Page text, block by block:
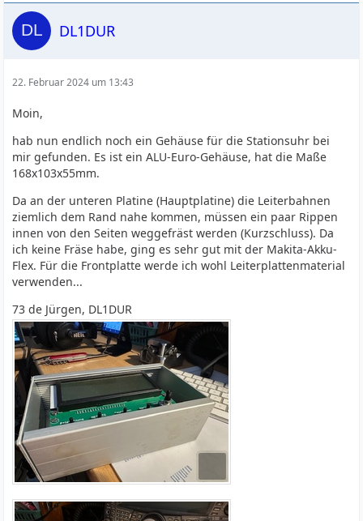
DL1DUR
22. Februar 2024 um 13:43
Moin,
hab nun endlich noch ein Gehäuse für die Stationsuhr bei
mir gefunden. Es ist ein ALU-Euro-Gehäuse, hat die Maße
168x103x55mm.
Da an der unteren Platine (Hauptplatine) die Leiterbahnen
ziemlich dem Rand nahe kommen, müssen ein paar Rippen
innen von den Seiten weggefräst werden (Kurzschluss). Da
ich keine Fräse habe, ging es sehr gut mit der Makita-Akku-
Flex. Für die Frontplatte werde ich wohl Leiterplattenmaterial
verwenden...
73 de Jürgen, DL1DUR